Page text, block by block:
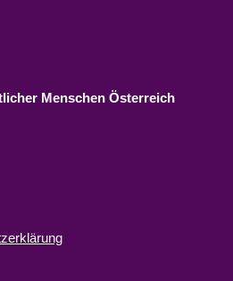
Menschen Österreich